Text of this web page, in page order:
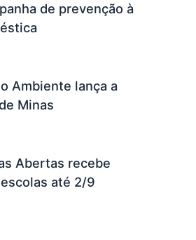
de prevenção à
Ambiente lança a
Minas
Abertas recebe
até 2/9